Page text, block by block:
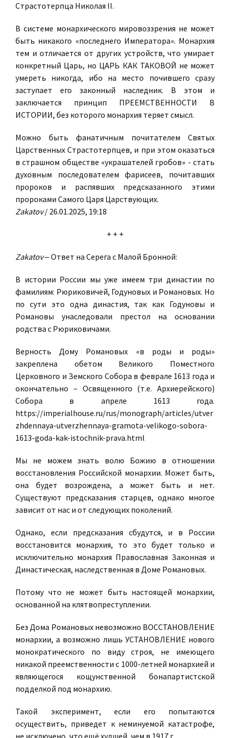
Страстотерпца Николая II.
В системе монархического мировоззрения не может
быть никакого «последнего Императора». Монархия
тем и отличается от других устройств, что умирает
конкретный Царь, но ЦАРЬ КАК ТАКОВОЙ не может
умереть никогда, ибо на место почившего сразу
заступает его законный наследник. В этом и
заключается принцип ПРЕЕМСТВЕННОСТИ В
ИСТОРИИ, без которого монархия теряет смысл.
Можно быть фанатичным почитателем Святых
Царственных Страстотерпцев, и при этом оказаться
в страшном обществе «украшателей гробов» - стать
духовным последователем фарисеев, почитавших
пророков и распявших предсказанного этими
пророками Самого Царя Царствующих.
Zakatov/ 26.01.2025, 19:18
+ + +
Zakatov‒ Ответ на Серега с Малой Бронной:
В истории России мы уже имеем три династии по
фамилиям: Рюриковичей, Годуновых и Романовых. Но
по сути это одна династия, так как Годуновы и
Романовы унаследовали престол на основании
родства с Рюриковичами.
Верность Дому Романовых «в роды и роды»
закреплена обетом Великого Поместного
Церковного и Земского Собора в феврале 1613 года и
окончательно – Освященного (т.е. Архиерейского)
Собора в апреле 1613 года.
https://imperialhouse.ru/rus/monograph/articles/utver
zhdennaya-utverzhennaya-gramota-velikogo-sobora-
1613-goda-kak-istochnik-prava.html
Мы не можем знать волю Божию в отношении
восстановления Российской монархии. Может быть,
она будет возрождена, а может быть и нет.
Существуют предсказания старцев, однако многое
зависит от нас и от следующих поколений.
Однако, если предсказания сбудутся, и в России
восстановится монархия, то это будет только и
исключительно монархия Православная Законная и
Династическая, наследственная в Доме Романовых.
Потому что не может быть настоящей монархии,
основанной на клятвопреступлении.
Без Дома Романовых невозможно ВОССТАНОВЛЕНИЕ
монархии, а возможно лишь УСТАНОВЛЕНИЕ нового
монократического по виду строя, не имеющего
никакой преемственности с 1000-летней монархией и
являющегося кощунственной бонапартистской
подделкой под монархию.
Такой эксперимент, если его попытаются
осуществить, приведет к неминуемой катастрофе,